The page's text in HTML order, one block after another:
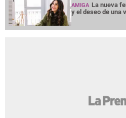
AMIGA La nueva
y el deseo de una